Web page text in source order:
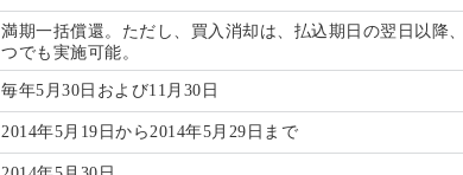
満期一括償還。ただし、買入消却は、払込期日の翌日以降
つでも実施可能。
毎年5月30日および11月30日
2014年5月19日から2014年5月29日まで